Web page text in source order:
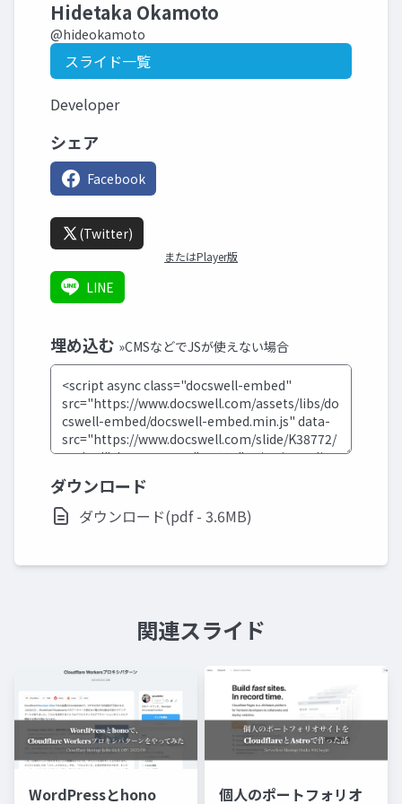
Hidetaka Okamoto
@hideokamoto
スライド一覧
Developer
シェア
Facebook
(Twitter)
またはPlayer版
LINE
埋め込む »CMSなどでJSが使えない場合
ダウンロード
ダウンロード(pdf - 3.6MB)
関連スライド
WordPressとhono 個人のポートフォリオ